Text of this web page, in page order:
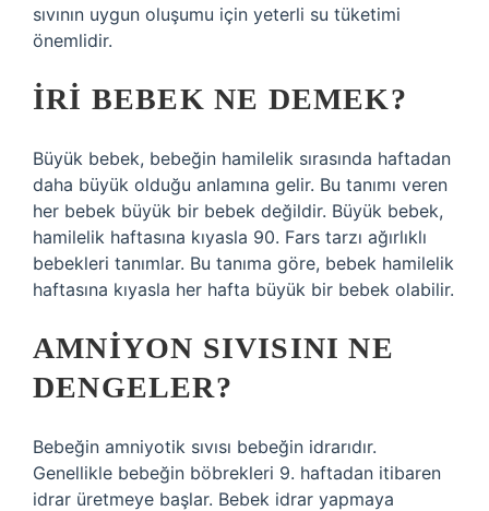
sıvının uygun oluşumu için yeterli su tüketimi
önemlidir.
İRI BEBEK NE DEMEK?
Büyük bebek, bebeğin hamilelik sırasında haftadan
daha büyük olduğu anlamına gelir. Bu tanımı veren
her bebek büyük bir bebek değildir. Büyük bebek,
hamilelik haftasına kıyasla 90. Fars tarzı ağırlıklı
bebekleri tanımlar. Bu tanıma göre, bebek hamilelik
haftasına kıyasla her hafta büyük bir bebek olabilir.
AMNIYON SIVISINI NE
DENGELER?
Bebeğin amniyotik sıvısı bebeğin idrarıdır.
Genellikle bebeğin böbrekleri 9. haftadan itibaren
idrar üretmeye başlar. Bebek idrar yapmaya